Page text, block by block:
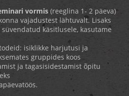
vormis(reeglina 1- 2 päeva)
vajadustest lähtuvalt. Lisaks
käsitlusele, kasutame
isiklikke harjutusi ja
gruppides koos
ja tagasisidestamist õpitu